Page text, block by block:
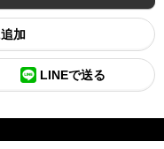
LINEで送る